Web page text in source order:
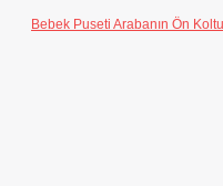
Bebek Puseti Arabanın Ön